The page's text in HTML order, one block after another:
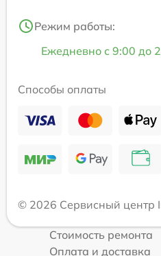
Режим работы:
Ежедневно с 9:00 до
Способы оплаты
© 2026 Сервисный центр
Стоимость ремонта
Оплата и доставка